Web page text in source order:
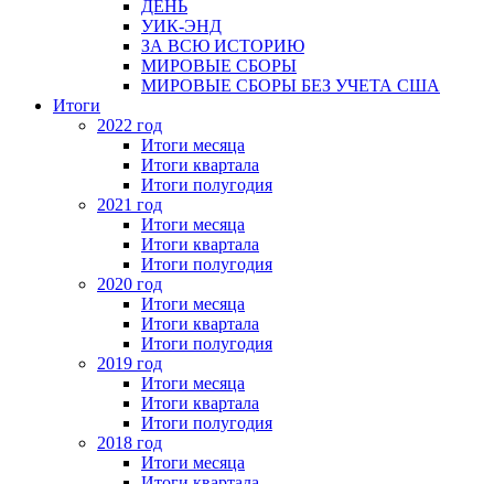
ДЕНЬ
УИК-ЭНД
ЗА ВСЮ ИСТОРИЮ
МИРОВЫЕ СБОРЫ
МИРОВЫЕ СБОРЫ БЕЗ УЧЕТА США
Итоги
2022 год
Итоги месяца
Итоги квартала
Итоги полугодия
2021 год
Итоги месяца
Итоги квартала
Итоги полугодия
2020 год
Итоги месяца
Итоги квартала
Итоги полугодия
2019 год
Итоги месяца
Итоги квартала
Итоги полугодия
2018 год
Итоги месяца